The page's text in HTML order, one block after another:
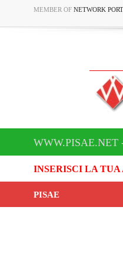
MEMBER OF NETWORK
WWW.PISAE.NET
INSERISCI LA TUA
PISAE